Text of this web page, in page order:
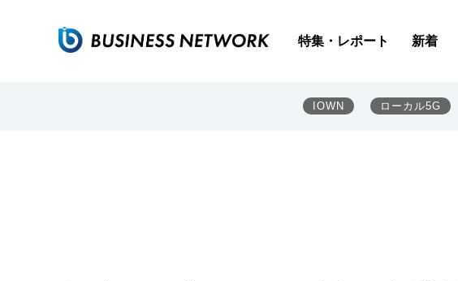
特集・レポート 新着
IOWN ローカル5G